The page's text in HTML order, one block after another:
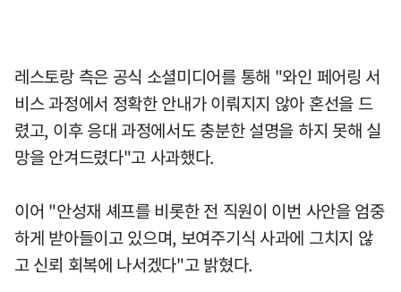
레스토랑 측은 공식 소셜미디어를 통해 "와인 페어링 서
비스 과정에서 정확한 안내가 이뤄지지 않아 혼선을 드
렸고, 이후 응대 과정에서도 충분한 설명을 하지 못해 실
망을 안겨드렸다"고 사과했다.
이어 "안성재 셰프를 비롯한 전 직원이 이번 사안을 엄중
하게 받아들이고 있으며, 보여주기식 사과에 그치지 않
고 신뢰 회복에 나서겠다"고 밝혔다.